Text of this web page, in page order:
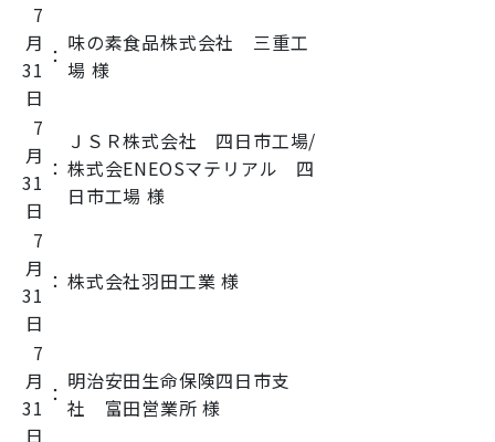
7
月
31
日
： 味の素食品株式会社 三重工
場 様
7
月
31
日
：
ＪＳＲ株式会社 四日市工場/
株式会ENEOSマテリアル 四
日市工場 様
7
月
31
日
： 株式会社羽田工業 様
7
月
31
日
： 明治安田生命保険四日市支
社 富田営業所 様